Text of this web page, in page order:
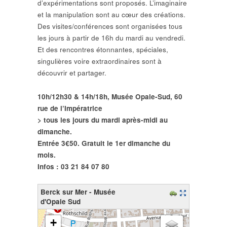
d’expérimentations sont proposés. L’imaginaire
et la manipulation sont au cœur des créations.
Des visites/conférences sont organisées tous
les jours à partir de 16h du mardi au vendredi.
Et des rencontres étonnantes, spéciales,
singulières voire extraordinaires sont à
découvrir et partager.
10h/12h30 & 14h/18h, Musée Opale-Sud, 60
rue de l’Impératrice
> tous les jours du mardi après-midi au
dimanche.
Entrée 3€50. Gratuit le 1er dimanche du
mois.
Infos : 03 21 84 07 80
Berck sur Mer - Musée
d'Opale Sud
chargement de la carte - veuillez patienter...
+